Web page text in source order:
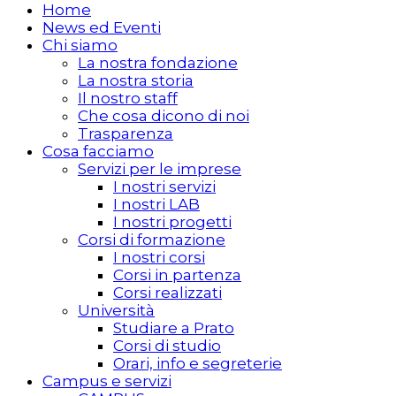
Home
News ed Eventi
Chi siamo
La nostra fondazione
La nostra storia
Il nostro staff
Che cosa dicono di noi
Trasparenza
Cosa facciamo
Servizi per le imprese
I nostri servizi
I nostri LAB
I nostri progetti
Corsi di formazione
I nostri corsi
Corsi in partenza
Corsi realizzati
Università
Studiare a Prato
Corsi di studio
Orari, info e segreterie
Campus e servizi